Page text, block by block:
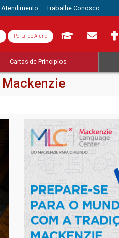
Atendimento Trabalhe Conosco
Portal do Aluno
Cartas de Princípios